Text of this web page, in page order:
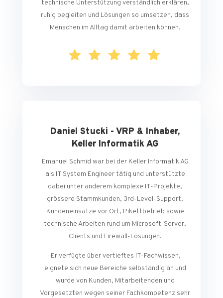
technische Unterstützung verständlich erklären,
ruhig begleiten und Lösungen so umsetzen, dass
Menschen im Alltag damit arbeiten können.
Daniel Stucki - VRP & Inhaber,
Keller Informatik AG
Emanuel Schmid war bei der Keller Informatik AG
als IT System Engineer tätig und unterstützte
dabei unter anderem komplexe IT-Projekte,
grössere Stammkunden, 3rd-Level-Support,
Kundeneinsätze vor Ort, Pikettbetrieb sowie
technische Arbeiten rund um Microsoft-Server,
Clients und Firewall-Lösungen.
Er verfügte über vertieftes IT-Fachwissen,
eignete sich neue Bereiche selbständig an und
wurde von Kunden, Mitarbeitenden und
Vorgesetzten wegen seiner Fachkompetenz sehr